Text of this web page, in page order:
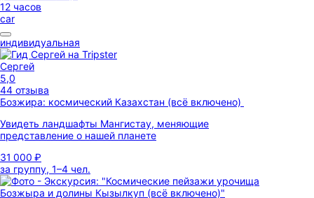
12 часов
car
индивидуальная
Сергей
5,0
44 отзыва
Бозжира: космический Казахстан (всё включено)
Увидеть ландшафты Мангистау, меняющие
представление о нашей планете
31 000 ₽
за группу, 1–4 чел.